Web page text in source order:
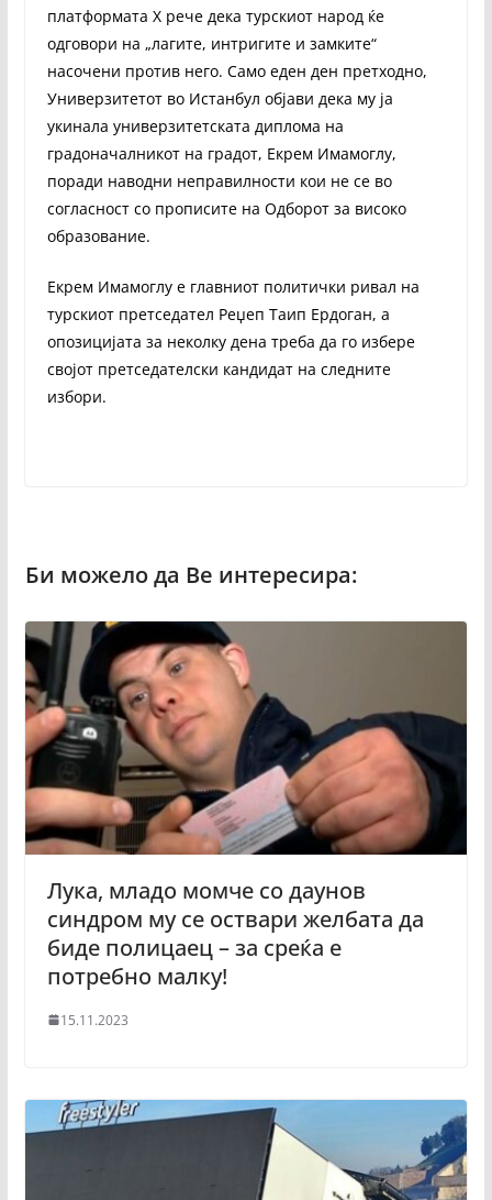
платформата X рече дека турскиот народ ќе
одговори на „лагите, интригите и замките“
насочени против него. Само еден ден претходно,
Универзитетот во Истанбул објави дека му ја
укинала универзитетската диплома на
градоначалникот на градот, Екрем Имамоглу,
поради наводни неправилности кои не се во
согласност со прописите на Одборот за високо
образование.
Екрем Имамоглу е главниот политички ривал на
турскиот претседател Реџеп Таип Ердоган, а
опозицијата за неколку дена треба да го избере
својот претседателски кандидат на следните
избори.
Лука, младо момче со даунов
синдром му се оствари желбата да
биде полицаец – за среќа е
потребно малку!
15.11.2023